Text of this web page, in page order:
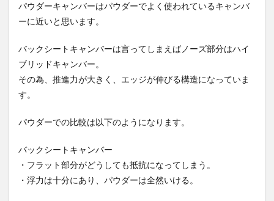
パウダーキャンバーはパウダーでよく使われているキャンバ
ーに近いと思います。
バックシートキャンバーは言ってしまえばノーズ部分はハイ
ブリッドキャンバー。
その為、推進力が大きく、エッジが伸びる構造になっていま
す。
パウダーでの比較は以下のようになります。
バックシートキャンバー
・フラット部分がどうしても抵抗になってしまう。
・浮力は十分にあり、パウダーは全然いける。